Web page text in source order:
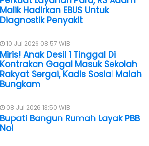
Malik Hadirkan EBUS Untuk
Diagnostik Penyakit
10 Jul 2026 08:57 WIB
Miris! Anak Desil 1 Tinggal Di
Kontrakan Gagal Masuk Sekolah
Rakyat Sergai, Kadis Sosial Malah
Bungkam
08 Jul 2026 13:50 WIB
Bupati Bangun Rumah Layak PBB
Nol